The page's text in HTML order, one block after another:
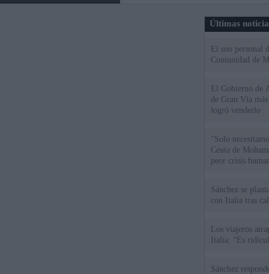
Últimas
El uso personal
Comunidad de
El Gobierno de
de Gran Vía
logró venderlo
"Solo
Ceuta de
peor crisis
Sánchez se
con Italia tras
Los viajeros
Italia: “Es
Sánchez